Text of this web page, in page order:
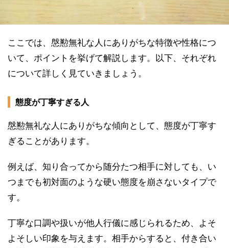
ここでは、慇懃無礼な人にありがちな特徴や性格につ
いて、ポイントを挙げて解説します。以下、それぞれ
について詳しく見ていきましょう。
態度が丁寧すぎる人
慇懃無礼な人にありがちな傾向として、態度が丁寧す
ぎることがあります。
例えば、知り合ってから随分たつ相手に対しても、い
つまでも初対面のような硬い態度を崩さないタイプで
す。
丁寧な口調や扱いが他人行儀に感じられるため、よそ
よそしい印象を与えます。相手からすると、付き合い